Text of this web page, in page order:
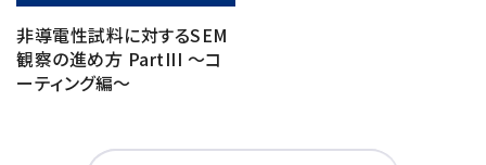
非導電性試料に対するSEM
観察の進め方 PartIII ～コ
ーティング編～